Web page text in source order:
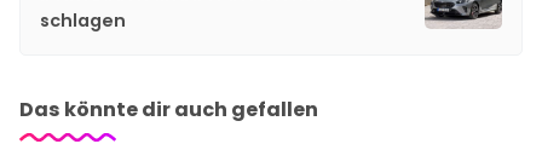
schlagen
Das könnte dir auch gefallen